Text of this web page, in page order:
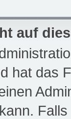
auf
hat das